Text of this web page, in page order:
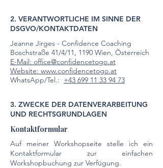
2. VERANTWORTLICHE IM SINNE DER
DSGVO/KONTAKTDATEN
Jeanne Jirges - Confidence Coaching
Boschstraße 41/4/11, 1190 Wien, Österreich
E-Mail: office@confidencetogo.at
Website: www.confidencetogo.at
WhatsApp/Tel.: +43 699 11 33 94 73
3. ZWECKE DER DATENVERARBEITUNG
UND RECHTSGRUNDLAGEN
Kontaktformular
Auf meiner Workshopseite stelle ich ein
Kontaktformular zur einfachen
Workshopbuchung zur Verfügung.